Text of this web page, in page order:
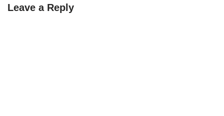
Leave a Reply